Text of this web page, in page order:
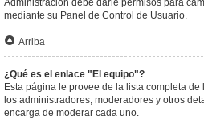
Administración debe darle permisos para
mediante su Panel de Control de Usuario.
Arriba
¿Qué es el enlace "El equipo"?
Esta página le provee de la lista completa
los administradores, moderadores y otros
encarga de moderar cada uno.